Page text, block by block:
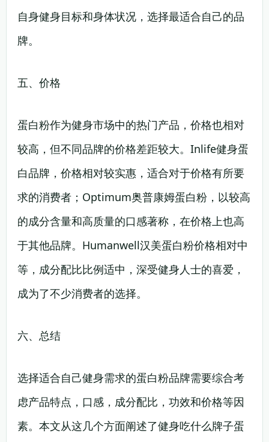
自身健身目标和身体状况，选择最适合自己的品
牌。
五、价格
蛋白粉作为健身市场中的热门产品，价格也相对
较高，但不同品牌的价格差距较大。Inlife健身蛋
白品牌，价格相对较实惠，适合对于价格有所要
求的消费者；Optimum奥普康姆蛋白粉，以较高
的成分含量和高质量的口感著称，在价格上也高
于其他品牌。Humanwell汉美蛋白粉价格相对中
等，成分配比比例适中，深受健身人士的喜爱，
成为了不少消费者的选择。
六、总结
选择适合自己健身需求的蛋白粉品牌需要综合考
虑产品特点，口感，成分配比，功效和价格等因
素。本文从这几个方面阐述了健身吃什么牌子蛋